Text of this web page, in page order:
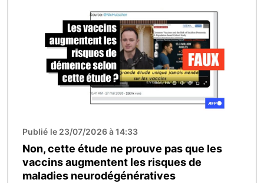
Publié le 23/07/2026 à 14:33
Non, cette étude ne prouve pas que les
vaccins augmentent les risques de
maladies neurodégénératives